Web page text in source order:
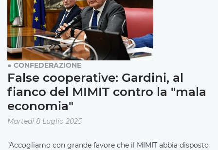
CONFEDERAZIONE
False cooperative: Gardini, al
fianco del MIMIT contro la "mala
economia"
Martedì 8 Luglio 2025
"Accogliamo con grande favore che il MIMIT abbia disposto